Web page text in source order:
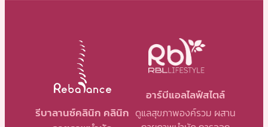
รีบาลานซ์คลินิก คลินิก
อาร์บีแอลไลฟ์สไตล์
ดูแลสุขภาพองค์รวม ผสาน